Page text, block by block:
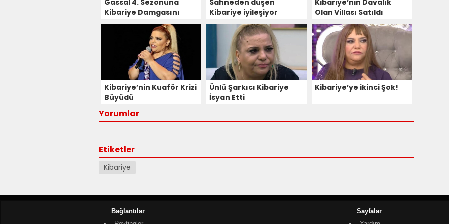
Gassal 4. Sezonuna
Kibariye Damgasını
Vuracak!
Sahneden düşen
Kibariye iyileşiyor
Kibariye’nin Davalık
Olan Villası Satıldı
Kibariye’nin Kuaför Krizi
Büyüdü
Ünlü Şarkıcı Kibariye
İsyan Etti
Kibariye’ye ikinci Şok!
Yorumlar
Etiketler
Kibariye
Bağlantılar
Sayfalar